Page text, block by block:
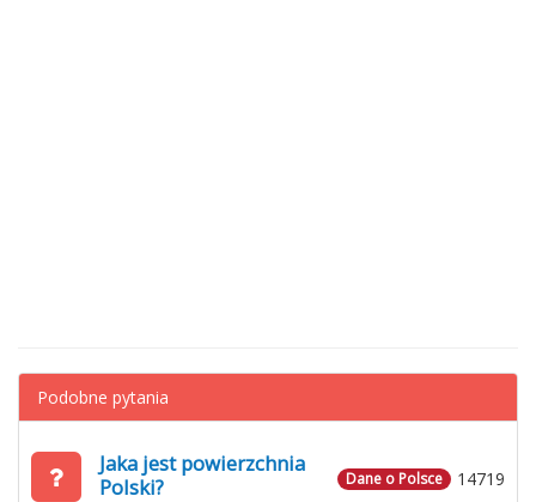
Podobne pytania
14719
Dane o Polsce
Jaka jest powierzchnia
Polski?